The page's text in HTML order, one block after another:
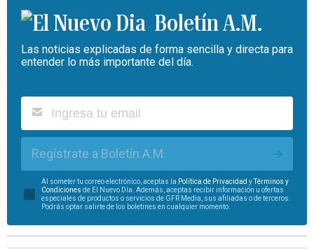
Boletín A.M.
Las noticias explicadas de forma sencilla y directa para
entender lo más importante del día.
Regístrate a Boletín A.M.
Al someter tu correo electrónico, aceptas la Política de Privacidad yTérminos y
Condiciones de El Nuevo Día. Además, aceptas recibir información u ofertas
especiales de productos o servicios de GFR Media, sus afiliadas o de terceros.
Podrás optar salirte de los boletines en cualquier momento.